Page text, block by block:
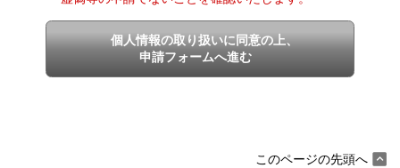
個人情報の取り扱いに同意の上、
申請フォームへ進む
このページの先頭へ